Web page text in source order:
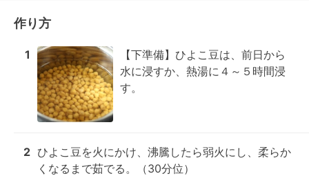
作り方
1
【下準備】ひよこ豆は、前日から
水に浸すか、熱湯に４～５時間浸
す。
2 ひよこ豆を火にかけ、沸騰したら弱火にし、柔らか
くなるまで茹でる。（30分位）